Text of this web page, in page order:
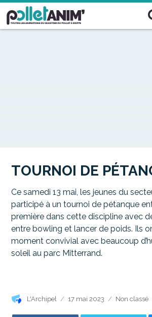
Pollet Anim'
TOURNOI DE
Ce samedi 13 mai, les jeunes du
participé à un tournoi de pétanque
première dans cette discipline avec
entre bowling et lancer de poids. Ils
moment convivial avec beaucoup
soleil au parc Mitterrand.
Auteur
L'Archipel
Publié
17 mai 2023 Catégories
Non classé